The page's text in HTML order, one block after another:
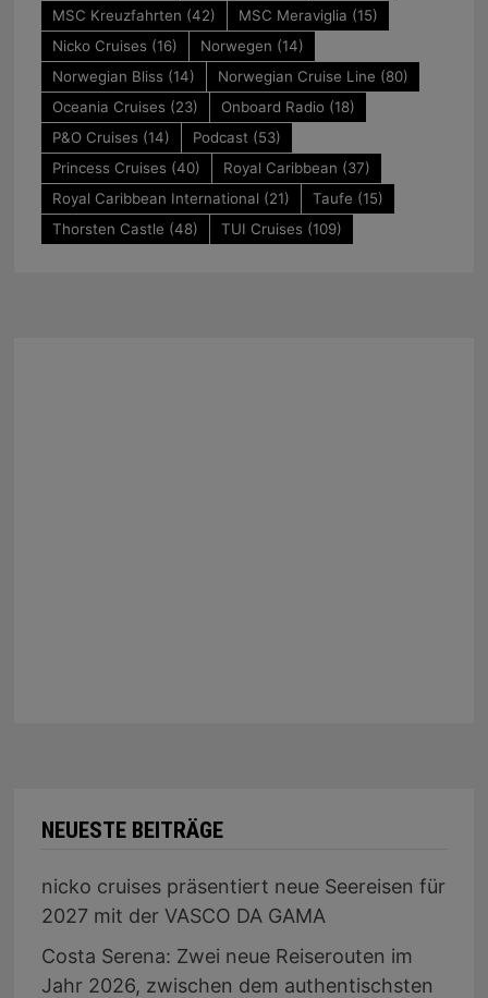
MSC Kreuzfahrten (42) MSC Meraviglia (15)
Nicko Cruises (16) Norwegen (14)
Norwegian Bliss (14) Norwegian Cruise Line (80)
Oceania Cruises (23) Onboard Radio(18)
P&O Cruises (14) Podcast (53)
Princess Cruises (40) Royal Caribbean (37)
Royal Caribbean International (21) Taufe (15)
Thorsten Castle (48) TUI Cruises (109)
NEUESTE BEITRÄGE
nicko cruises präsentiert neue Seereisen für
2027 mit der VASCO DA GAMA
Costa Serena: Zwei neue Reiserouten im
Jahr 2026, zwischen dem authentischsten